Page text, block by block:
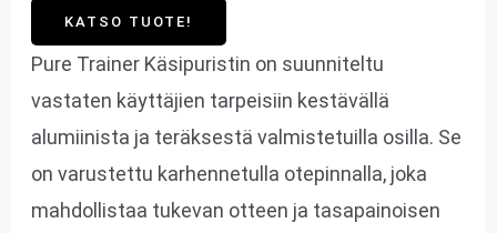
KATSO TUOTE!
Pure Trainer Käsipuristin on suunniteltu
vastaten käyttäjien tarpeisiin kestävällä
alumiinista ja teräksestä valmistetuilla osilla. Se
on varustettu karhennetulla otepinnalla, joka
mahdollistaa tukevan otteen ja tasapainoisen